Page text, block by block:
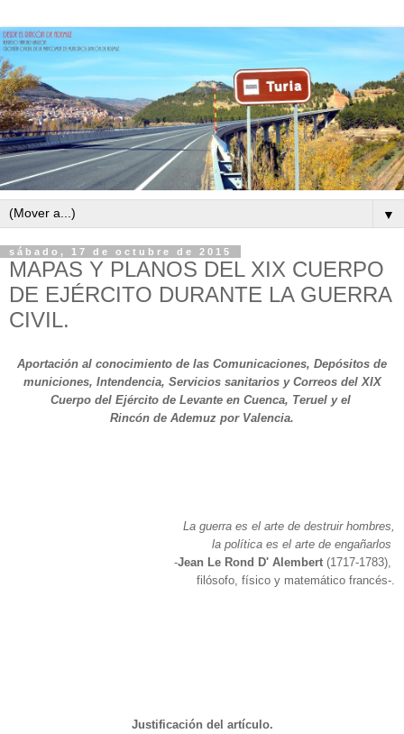
▼
sábado, 17 de octubre de 2015
MAPAS Y PLANOS DEL XIX CUERPO
DE EJÉRCITO DURANTE LA GUERRA
CIVIL.
Aportación al conocimiento de las Comunicaciones, Depósitos de
municiones, Intendencia, Servicios sanitarios y Correos del XIX
Cuerpo del Ejército de Levante en Cuenca, Teruel y el
Rincón de Ademuz por Valencia.
La guerra es el arte de destruir hombres,
la política es el arte de engañarlos
-Jean Le Rond D' Alembert (1717-1783),
filósofo, físico y matemático francés-.
Justificación del artículo.